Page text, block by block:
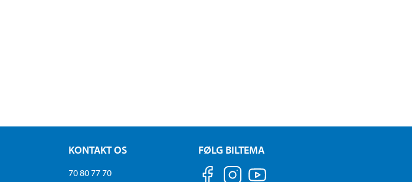
KONTAKT OS
70 80 77 70
FØLG BILTEMA